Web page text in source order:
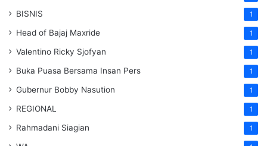
BISNIS 1
Head of Bajaj Maxride 1
Valentino Ricky Sjofyan 1
Buka Puasa Bersama Insan Pers 1
Gubernur Bobby Nasution 1
REGIONAL 1
Rahmadani Siagian 1